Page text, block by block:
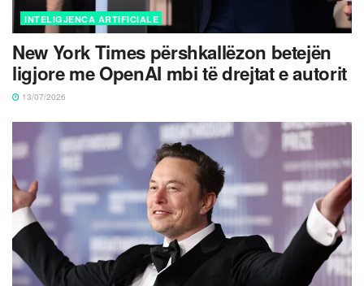
INTELIGJENCA ARTIFICIALE
New York Times përshkallëzon betejën
ligjore me OpenAI mbi të drejtat e autorit
13/07/2026